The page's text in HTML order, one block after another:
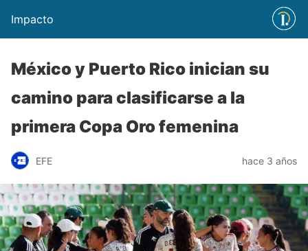
Impacto
México y Puerto Rico inician su
camino para clasificarse a la
primera Copa Oro femenina
EFE hace 3 años